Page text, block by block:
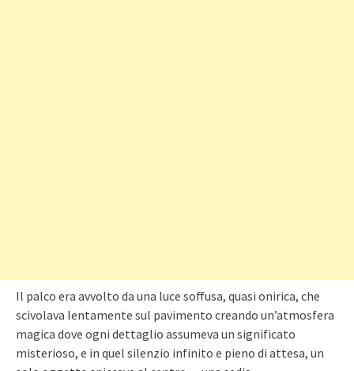
Il palco era avvolto da una luce soffusa, quasi onirica, che
scivolava lentamente sul pavimento creando un’atmosfera
magica dove ogni dettaglio assumeva un significato
misterioso, e in quel silenzio infinito e pieno di attesa, un